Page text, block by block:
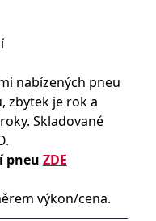
nabízených pneu
zbytek je rok a
Skladované
pneu ZDE
výkon/cena.